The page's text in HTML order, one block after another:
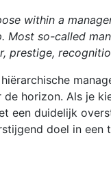
within a
Most so-called
prestige,
horizon. Als je
een duidelijk
doel in